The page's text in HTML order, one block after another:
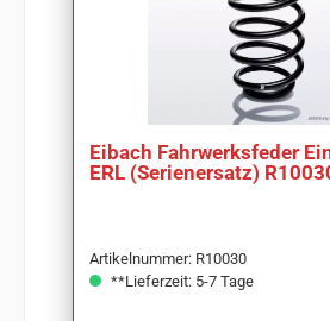
Eibach Fahrwerksfeder
ERL (Serienersatz)
Artikelnummer: R10030
**Lieferzeit: 5-7 Tage